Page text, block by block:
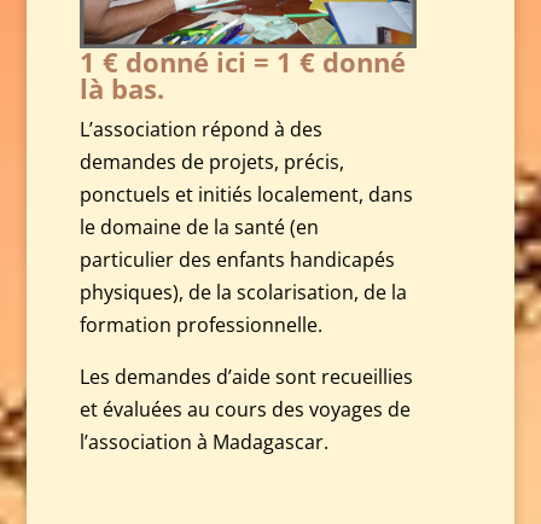
1 € donné ici = 1 € donné
là bas.
L’association répond à des
demandes de projets, précis,
ponctuels et initiés localement, dans
le domaine de la santé (en
particulier des enfants handicapés
physiques), de la scolarisation, de la
formation professionnelle.
Les demandes d’aide sont recueillies
et évaluées au cours des voyages de
l’association à Madagascar.